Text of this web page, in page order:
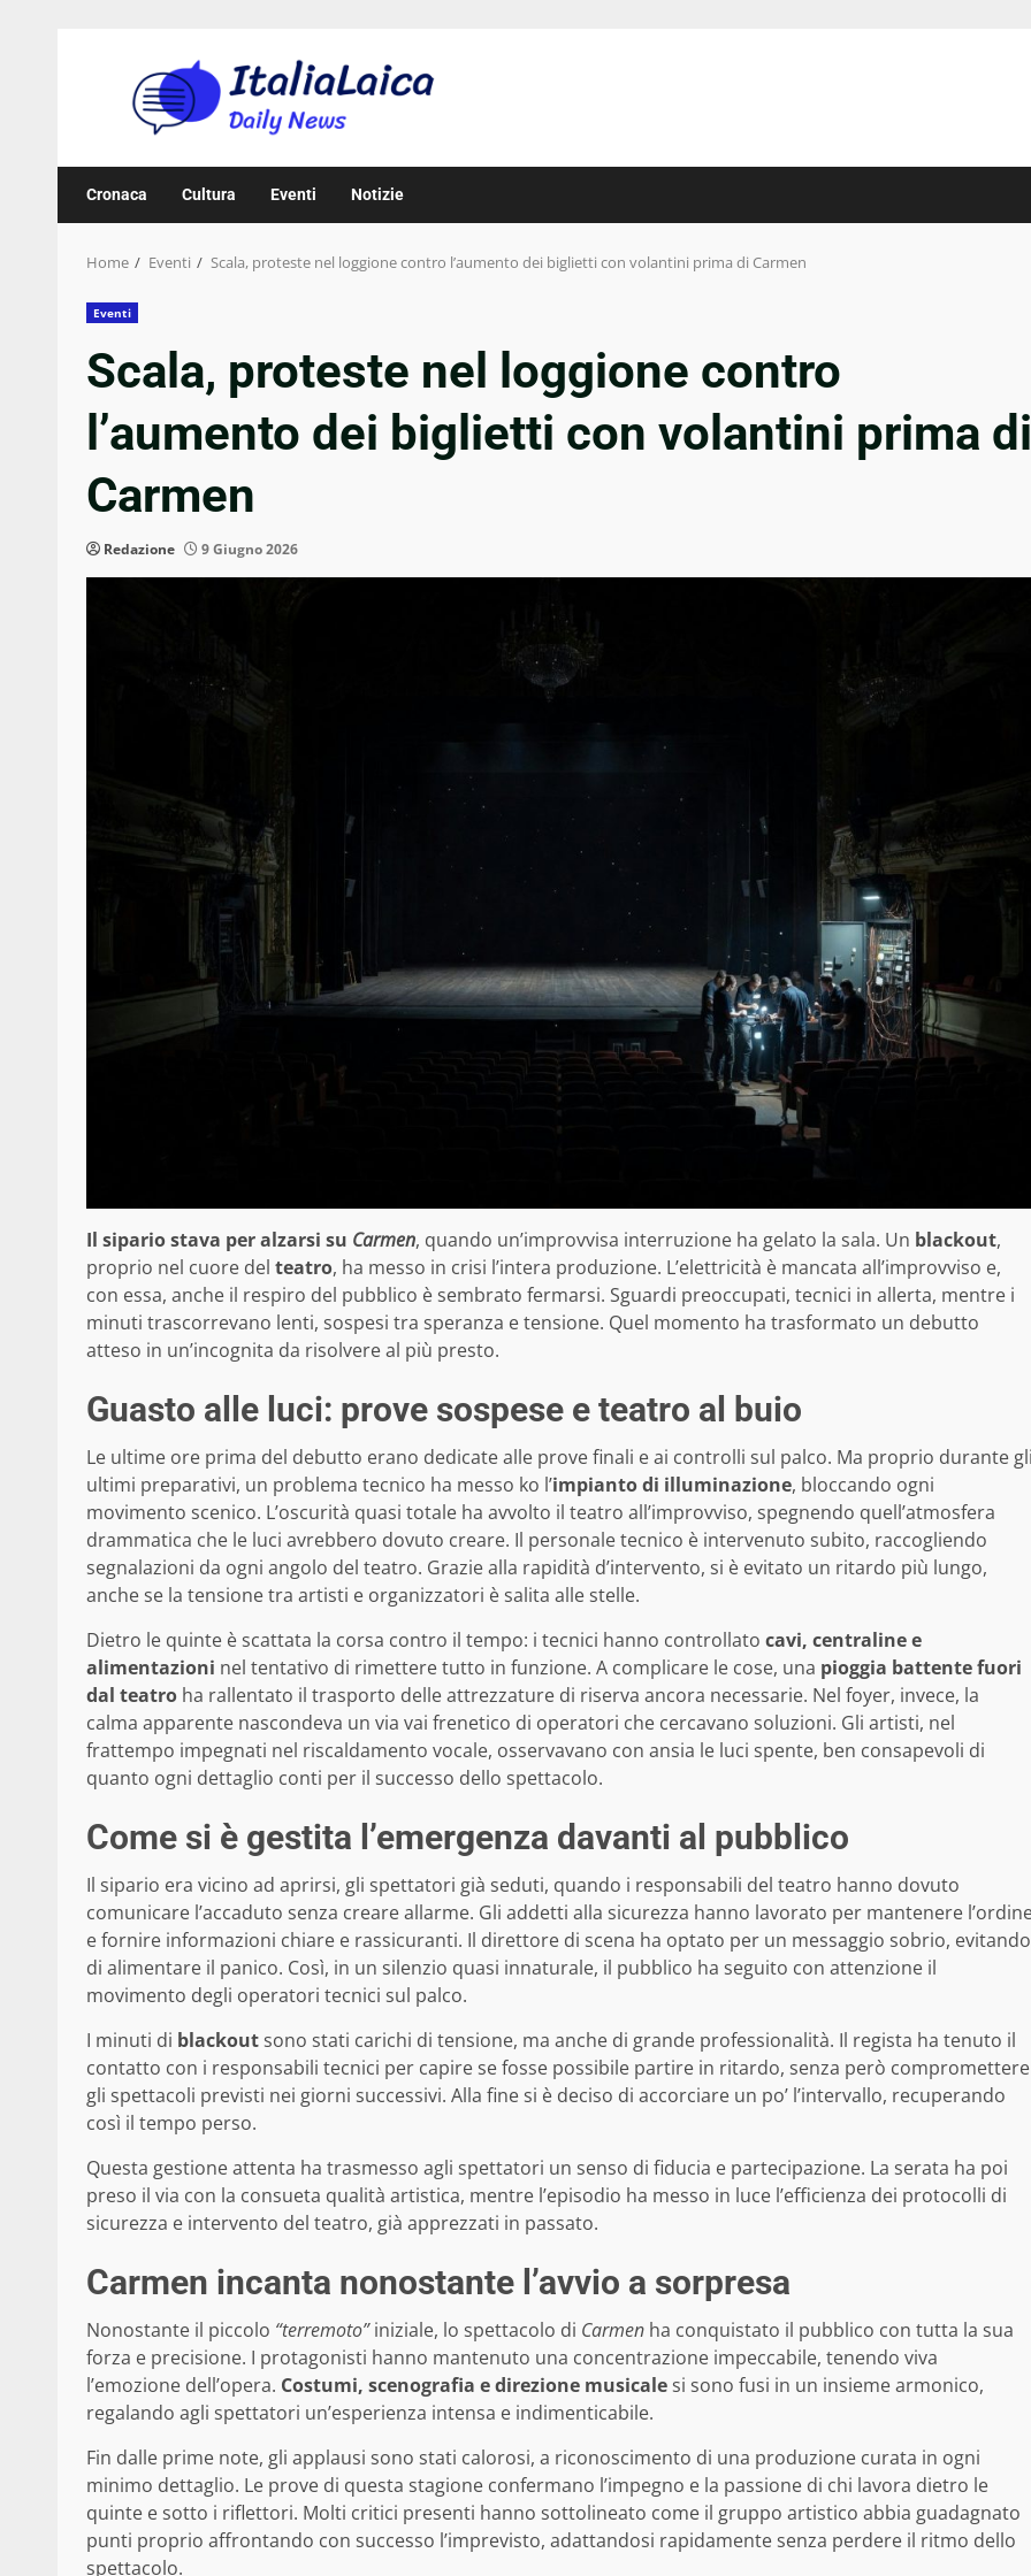
Cronaca Cultura Eventi Notizie
Home Eventi Scala, proteste nel loggione contro l’aumento dei biglietti con volantini prima di Carmen
Eventi
Scala, proteste nel loggione contro
l’aumento dei biglietti con volantini prima di
Carmen
Redazione 9 Giugno 2026
Il sipario stava per alzarsi su Carmen, quando un’improvvisa interruzione ha gelato la sala. Un blackout,
proprio nel cuore del teatro, ha messo in crisi l’intera produzione. L’elettricità è mancata all’improvviso e,
con essa, anche il respiro del pubblico è sembrato fermarsi. Sguardi preoccupati, tecnici in allerta, mentre i
minuti trascorrevano lenti, sospesi tra speranza e tensione. Quel momento ha trasformato un debutto
atteso in un’incognita da risolvere al più presto.
Guasto alle luci: prove sospese e teatro al buio
Le ultime ore prima del debutto erano dedicate alle prove finali e ai controlli sul palco. Ma proprio durante
ultimi preparativi, un problema tecnico ha messo ko l’impianto di illuminazione, bloccando ogni
movimento scenico. L’oscurità quasi totale ha avvolto il teatro all’improvviso, spegnendo quell’atmosfera
drammatica che le luci avrebbero dovuto creare. Il personale tecnico è intervenuto subito, raccogliendo
segnalazioni da ogni angolo del teatro. Grazie alla rapidità d’intervento, si è evitato un ritardo più lungo,
anche se la tensione tra artisti e organizzatori è salita alle stelle.
Dietro le quinte è scattata la corsa contro il tempo: i tecnici hanno controllato cavi, centraline e
alimentazioni nel tentativo di rimettere tutto in funzione. A complicare le cose, una pioggia battente fuori
dal teatro ha rallentato il trasporto delle attrezzature di riserva ancora necessarie. Nel foyer, invece, la
calma apparente nascondeva un via vai frenetico di operatori che cercavano soluzioni. Gli artisti, nel
frattempo impegnati nel riscaldamento vocale, osservavano con ansia le luci spente, ben consapevoli di
quanto ogni dettaglio conti per il successo dello spettacolo.
Come si è gestita l’emergenza davanti al pubblico
Il sipario era vicino ad aprirsi, gli spettatori già seduti, quando i responsabili del teatro hanno dovuto
comunicare l’accaduto senza creare allarme. Gli addetti alla sicurezza hanno lavorato per mantenere
e fornire informazioni chiare e rassicuranti. Il direttore di scena ha optato per un messaggio sobrio, evitando
di alimentare il panico. Così, in un silenzio quasi innaturale, il pubblico ha seguito con attenzione il
movimento degli operatori tecnici sul palco.
I minuti di blackoutsono stati carichi di tensione, ma anche di grande professionalità. Il regista ha tenuto il
contatto con i responsabili tecnici per capire se fosse possibile partire in ritardo, senza però compromettere
gli spettacoli previsti nei giorni successivi. Alla fine si è deciso di accorciare un po’ l’intervallo, recuperando
così il tempo perso.
Questa gestione attenta ha trasmesso agli spettatori un senso di fiducia e partecipazione. La serata ha poi
preso il via con la consueta qualità artistica, mentre l’episodio ha messo in luce l’efficienza dei protocolli di
sicurezza e intervento del teatro, già apprezzati in passato.
Carmen incanta nonostante l’avvio a sorpresa
Nonostante il piccolo “terremoto”iniziale, lo spettacolo di Carmen ha conquistato il pubblico con tutta la sua
forza e precisione. I protagonisti hanno mantenuto una concentrazione impeccabile, tenendo viva
l’emozione dell’opera. Costumi, scenografia e direzione musicalesi sono fusi in un insieme armonico,
regalando agli spettatori un’esperienza intensa e indimenticabile.
Fin dalle prime note, gli applausi sono stati calorosi, a riconoscimento di una produzione curata in ogni
minimo dettaglio. Le prove di questa stagione confermano l’impegno e la passione di chi lavora dietro le
quinte e sotto i riflettori. Molti critici presenti hanno sottolineato come il gruppo artistico abbia guadagnato
punti proprio affrontando con successo l’imprevisto, adattandosi rapidamente senza perdere il ritmo dello
spettacolo.